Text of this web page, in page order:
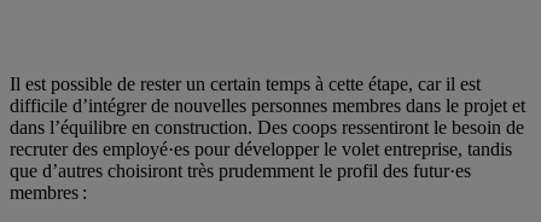
Il est possible de rester un certain temps à cette étape, car il est
difficile d’intégrer de nouvelles personnes membres dans le projet et
dans l’équilibre en construction. Des coops ressentiront le besoin de
recruter des employé·es pour développer le volet entreprise, tandis
que d’autres choisiront très prudemment le profil des futur·es
membres :